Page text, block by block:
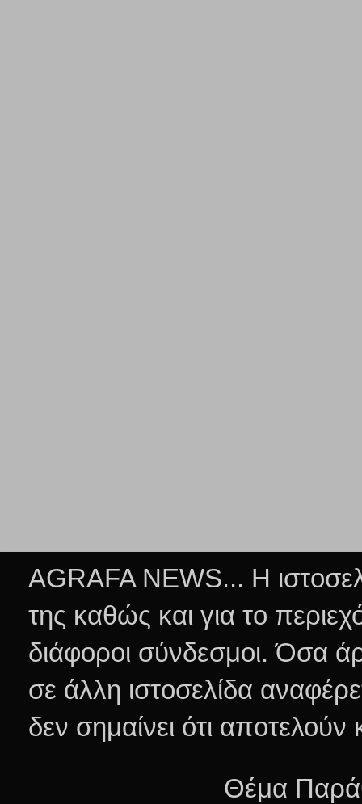
AGRAFA NEWS... Η
της καθώς και για το
διάφοροι σύνδεσμοι.Όσα
σε άλλη ιστοσελίδα
δεν σημαίνει ότι
Θέμα